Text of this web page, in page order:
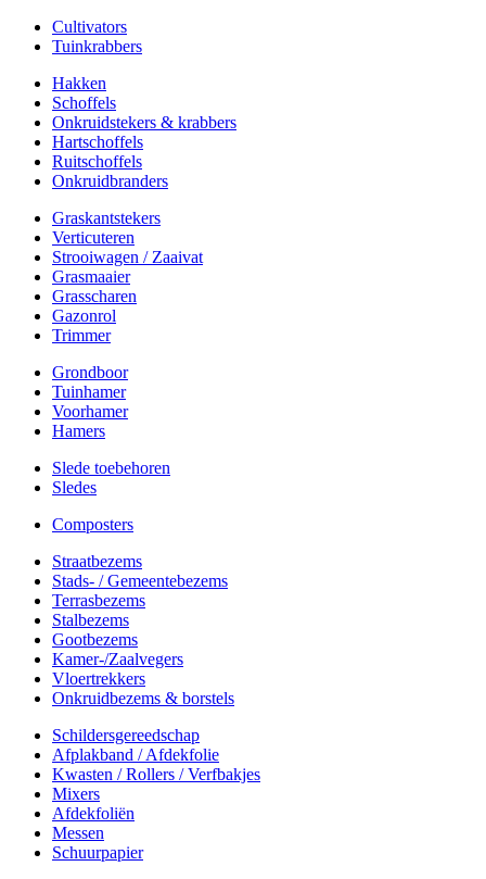
Cultivators
Tuinkrabbers
Hakken
Schoffels
Onkruidstekers & krabbers
Hartschoffels
Ruitschoffels
Onkruidbranders
Graskantstekers
Verticuteren
Strooiwagen / Zaaivat
Grasmaaier
Grasscharen
Gazonrol
Trimmer
Grondboor
Tuinhamer
Voorhamer
Hamers
Slede toebehoren
Sledes
Composters
Straatbezems
Stads- / Gemeentebezems
Terrasbezems
Stalbezems
Gootbezems
Kamer-/Zaalvegers
Vloertrekkers
Onkruidbezems & borstels
Schildersgereedschap
Afplakband / Afdekfolie
Kwasten / Rollers / Verfbakjes
Mixers
Afdekfoliën
Messen
Schuurpapier